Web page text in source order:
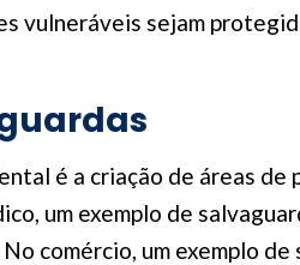
vulneráveis sejam
é a criação de áreas
um exemplo de
comércio, um exemplo